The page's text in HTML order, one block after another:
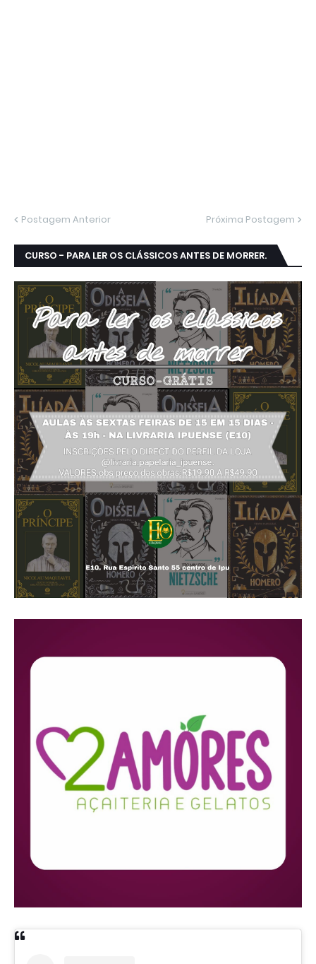
Postagem Anterior Próxima Postagem
CURSO - PARA LER OS CLÁSSICOS ANTES DE MORRER.